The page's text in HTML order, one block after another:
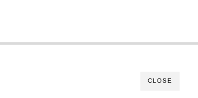
CLOSE